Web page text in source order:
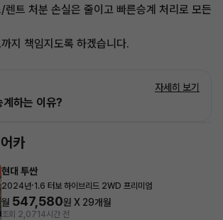
렌트 처분 손실은 줄이고 빠른승계 처리로 모든
지 책임지도록 하겠습니다.
계하는 이유?
자세히 보기
카
현대 투싼
2024년·1.6 터보 하이브리드 2WD 프리미엄
월 547,580원 X 29개월
조회 2,071 4시간 전